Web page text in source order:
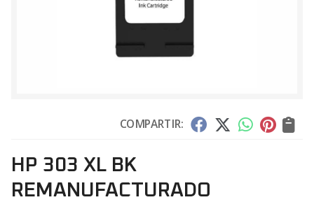
COMPARTIR:
HP 303 XL BK
REMANUFACTURADO